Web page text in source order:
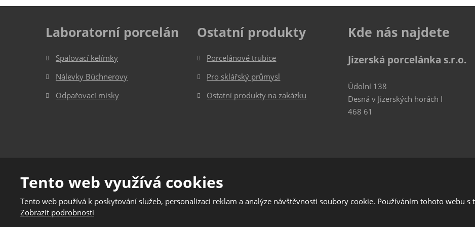
Laboratorní porcelán
Spalovací kelímky
Nálevky Büchnerovy
Odpařovací misky
Ostatní produkty
Porcelánové trubice
Pro sklářský průmysl
Ostatní produkty na zakázku
Kde nás najdete
Jizerská porcelánka s.r.o.
Údolní 138
Desná v Jizerských horách I
468 61
© 2026, Jizerská porcelánka s.r.o.
Podmínky použití |Mapa stránek
Tento web je chráněn pomocí Google ReCAPTCHA a platí pro něj zásady ochrany osobních údajů a smluvní
Tento web využívá cookies
Tento web používá k poskytování služeb, personalizaci reklam a analýze návštěvnosti soubory cookie. Používáním tohoto webu s
Zobrazit podrobnosti